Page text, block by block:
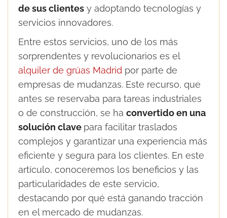
de sus clientes y adoptando tecnologías y
servicios innovadores.
Entre estos servicios, uno de los más
sorprendentes y revolucionarios es el
alquiler de grúas Madrid por parte de
empresas de mudanzas. Este recurso, que
antes se reservaba para tareas industriales
o de construcción, se ha convertido en una
solución clave para facilitar traslados
complejos y garantizar una experiencia más
eficiente y segura para los clientes. En este
artículo, conoceremos los beneficios y las
particularidades de este servicio,
destacando por qué está ganando tracción
en el mercado de mudanzas.